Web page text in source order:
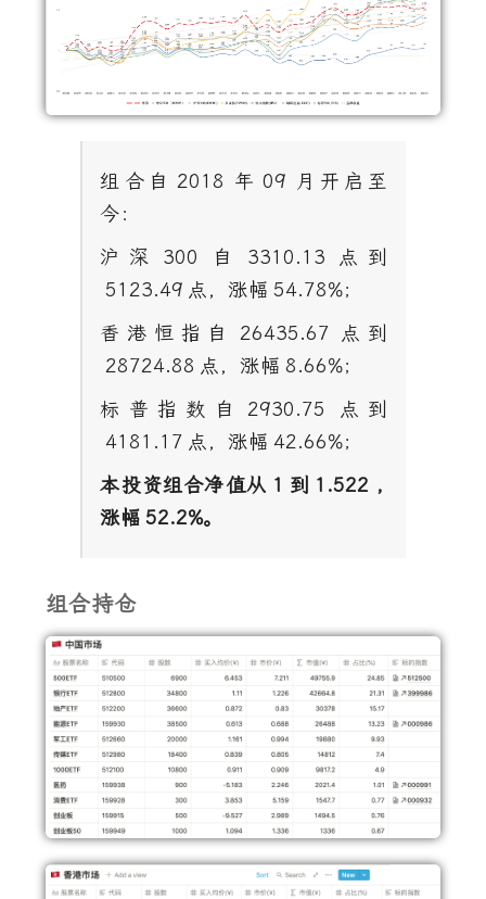
组合自 2018 年 09 月开启至
今：
沪深
300 自 3310.13
点到
5123.49 点，涨幅 54.78%；
香港恒指自
26435.67 点到
28724.88 点，涨幅 8.66%；
标普指数自
2930.75
点到
4181.17 点，涨幅 42.66%；
本投资组合净值从 1 到 1.522 ,
涨幅 52.2%。
组合持仓